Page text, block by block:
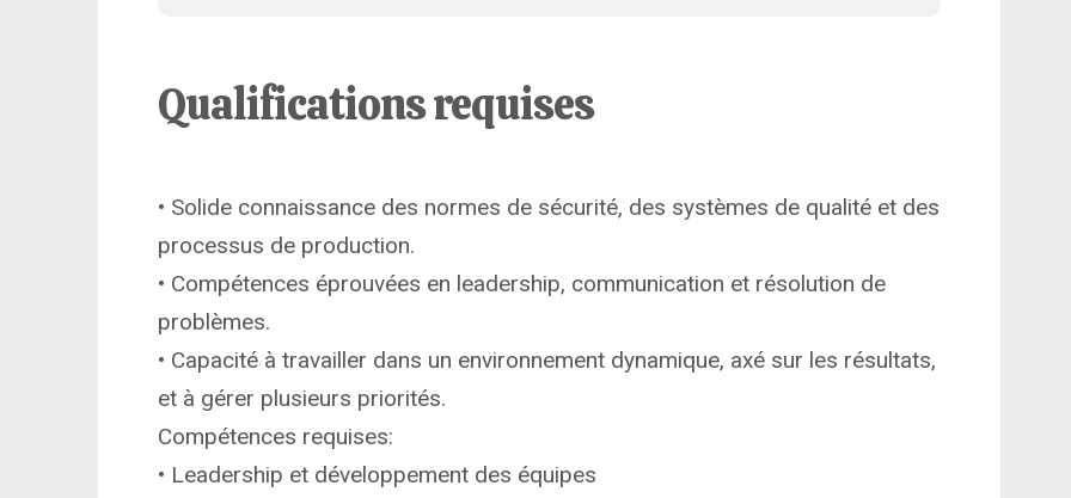
Qualifications requises
• Solide connaissance des normes de sécurité, des systèmes de qualité et des
processus de production.
• Compétences éprouvées en leadership, communication et résolution de
problèmes.
• Capacité à travailler dans un environnement dynamique, axé sur les résultats,
et à gérer plusieurs priorités.
Compétences requises:
• Leadership et développement des équipes